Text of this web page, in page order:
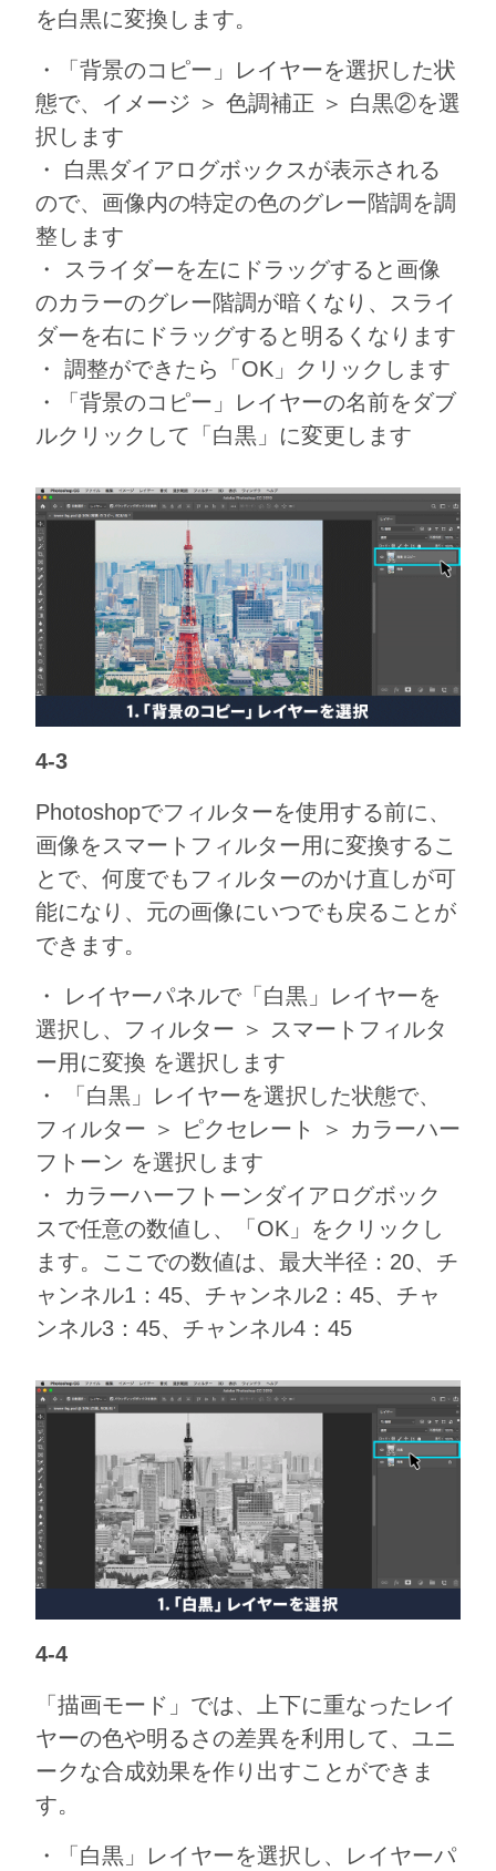
を白黒に変換します。
・「背景のコピー」レイヤーを選択した状
態で、イメージ ＞ 色調補正 ＞ 白黒②を選
択します
・ 白黒ダイアログボックスが表示される
ので、画像内の特定の色のグレー階調を調
整します
・ スライダーを左にドラッグすると画像
のカラーのグレー階調が暗くなり、スライ
ダーを右にドラッグすると明るくなります
・ 調整ができたら「OK」クリックします
・「背景のコピー」レイヤーの名前をダブ
ルクリックして「白黒」に変更します
4-3
Photoshopでフィルターを使用する前に、
画像をスマートフィルター用に変換するこ
とで、何度でもフィルターのかけ直しが可
能になり、元の画像にいつでも戻ることが
できます。
・ レイヤーパネルで「白黒」レイヤーを
選択し、フィルター ＞ スマートフィルタ
ー用に変換 を選択します
・ 「白黒」レイヤーを選択した状態で、
フィルター ＞ ピクセレート ＞ カラーハー
フトーン を選択します
・ カラーハーフトーンダイアログボック
スで任意の数値し、「OK」をクリックし
ます。ここでの数値は、最大半径：20、チ
ャンネル1：45、チャンネル2：45、チャ
ンネル3：45、チャンネル4：45
4-4
「描画モード」では、上下に重なったレイ
ヤーの色や明るさの差異を利用して、ユニ
ークな合成効果を作り出すことができま
す。
・「白黒」レイヤーを選択し、レイヤーパ